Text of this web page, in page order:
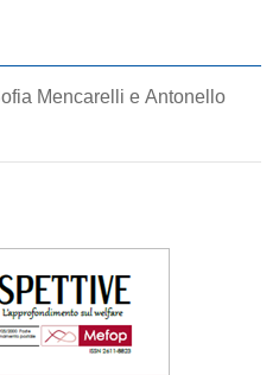
Mencarelli e Antonello